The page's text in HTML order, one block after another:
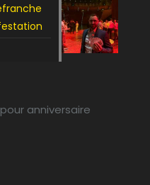
anniversaire